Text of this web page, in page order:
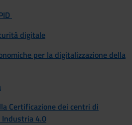
digitale
per la digitalizzazione della
Certificazione dei centri di
4.0